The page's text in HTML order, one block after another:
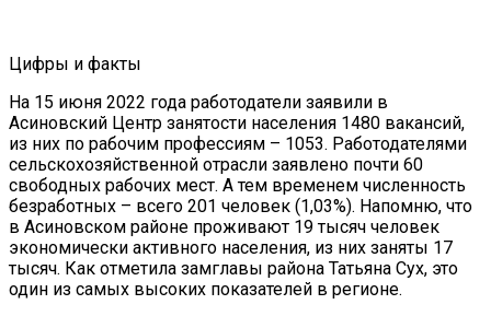
Цифры и факты
На 15 июня 2022 года работодатели заявили в
Асиновский Центр занятости населения 1480 вакансий,
из них по рабочим профессиям – 1053. Работодателями
сельскохозяйственной отрасли заявлено почти 60
свободных рабочих мест. А тем временем численность
безработных – всего 201 человек (1,03%). Напомню, что
в Асиновском районе проживают 19 тысяч человек
экономически активного населения, из них заняты 17
тысяч. Как отметила замглавы района Татьяна Сух, это
один из самых высоких показателей в регионе.